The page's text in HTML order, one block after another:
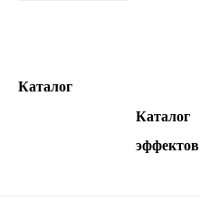
Каталог
Каталог
эффектов